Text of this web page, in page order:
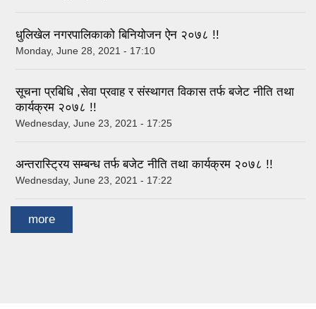
धुलिखेल नगरपालिकाको बिनियोजन ऐन २०७८ !!
Monday, June 28, 2021 - 17:10
सूचना प्रबिधि ,सेवा प्रवाह र संस्थागत विकास तर्फ बजेट नीति तथा
कार्यक्रम २०७८ !!
Wednesday, June 23, 2021 - 17:25
अन्तरास्ट्रिय सम्बन्ध तर्फ बजेट नीति तथा कार्यक्रम २०७८ !!
Wednesday, June 23, 2021 - 17:22
more